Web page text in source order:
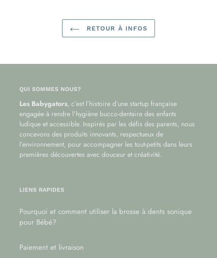
RETOUR À INFOS
QUI SOMMES NOUS?
Les Babygators, c’est l’histoire d’une startup française
engagée à rendre l’hygiène bucco-dentaire des enfants
ludique et accessible. Inspirés par les défis des parents, nous
concevons des produits innovants, respectueux de
l’environnement, pour accompagner les tout-petits dans leurs
premières découvertes avec douceur et créativité.
LIENS RAPIDES
Pourquoi et comment utiliser la brosse à dents sonique
pour Bébé?
Paiement et livraison